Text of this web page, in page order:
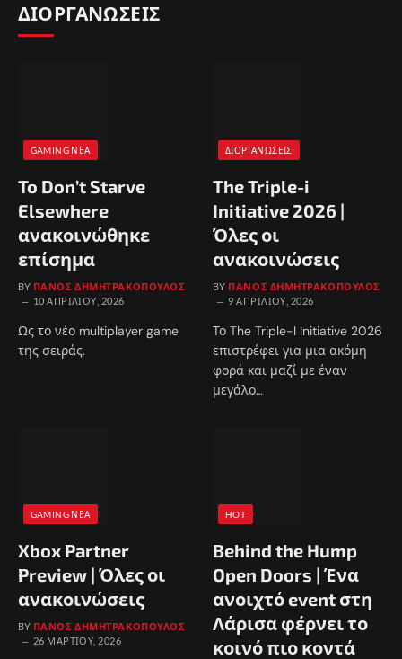
ΔΙΟΡΓΑΝΩΣΕΙΣ
GAMING ΝΈΑ
To Don’t Starve
Elsewhere
ανακοινώθηκε
επίσημα
BY ΠΆΝΟΣ ΔΗΜΗΤΡΑΚΌΠΟΥΛΟΣ
10 ΑΠΡΙΛΊΟΥ, 2026
Ως το νέο multiplayer game
της σειράς.
ΔΙΟΡΓΑΝΏΣΕΙΣ
The Triple-i
Initiative 2026 |
Όλες οι
ανακοινώσεις
BY ΠΆΝΟΣ ΔΗΜΗΤΡΑΚΌΠΟΥΛΟΣ
9 ΑΠΡΙΛΊΟΥ, 2026
Το The Triple-I Initiative 2026
επιστρέφει για μια ακόμη
φορά και μαζί με έναν
μεγάλο…
GAMING ΝΈΑ
Xbox Partner
Preview | Όλες οι
ανακοινώσεις
BY ΠΆΝΟΣ ΔΗΜΗΤΡΑΚΌΠΟΥΛΟΣ
26 ΜΑΡΤΊΟΥ, 2026
HOT
Behind the Hump
Open Doors | Ένα
ανοιχτό event στη
Λάρισα φέρνει το
κοινό πιο κοντά